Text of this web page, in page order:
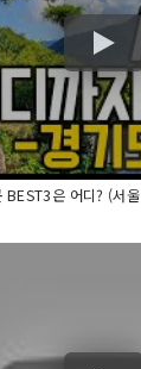
BEST3은 어디? (서